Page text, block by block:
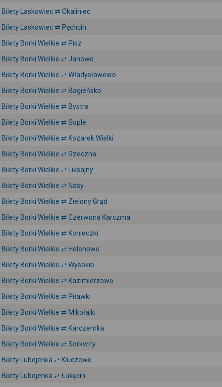
Bilety Laskowiec ⇄ Okaliniec
Bilety Laskowiec ⇄ Pęchcin
Bilety Borki Wielkie ⇄ Pisz
Bilety Borki Wielkie ⇄ Janowo
Bilety Borki Wielkie ⇄ Władysławowo
Bilety Borki Wielkie ⇄ Bagieńsko
Bilety Borki Wielkie ⇄ Bystra
Bilety Borki Wielkie ⇄ Sople
Bilety Borki Wielkie ⇄ Kozarek Wielki
Bilety Borki Wielkie ⇄ Rzeczna
Bilety Borki Wielkie ⇄ Liksajny
Bilety Borki Wielkie ⇄ Nasy
Bilety Borki Wielkie ⇄ Zielony Grąd
Bilety Borki Wielkie ⇄ Czerwona Karczma
Bilety Borki Wielkie ⇄ Konieczki
Bilety Borki Wielkie ⇄ Helenowo
Bilety Borki Wielkie ⇄ Wysokie
Bilety Borki Wielkie ⇄ Kazimierzowo
Bilety Borki Wielkie ⇄ Piławki
Bilety Borki Wielkie ⇄ Mikołajki
Bilety Borki Wielkie ⇄ Karczemka
Bilety Borki Wielkie ⇄ Sorkwity
Bilety Lubojenka ⇄ Kluczewo
Bilety Lubojenka ⇄ Łukęcin